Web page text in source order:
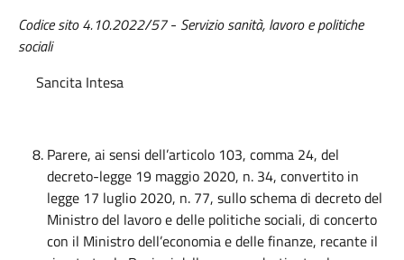
Codice sito 4.10.2022/57- Servizio sanità, lavoro e politiche
sociali
Sancita Intesa
Parere, ai sensi dell’articolo 103, comma 24, del
decreto-legge 19 maggio 2020, n. 34, convertito in
legge 17 luglio 2020, n. 77, sullo schema di decreto del
Ministro del lavoro e delle politiche sociali, di concerto
con il Ministro dell’economia e delle finanze, recante il